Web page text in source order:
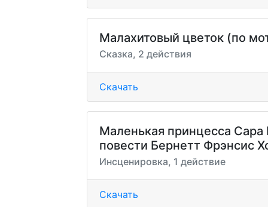
Малахитовый цветок (по
Сказка, 2 действия
Скачать
Маленькая принцесса
повести Бернетт Фрэнсис
Инсценировка, 1 действие
Скачать